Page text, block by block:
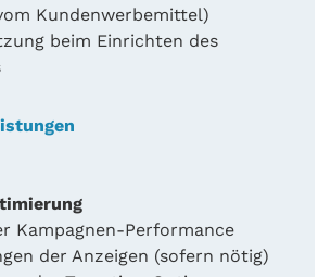
Kundenwerbemittel)
beim Einrichten des
Kampagnen-Performance
der Anzeigen (sofern nötig)